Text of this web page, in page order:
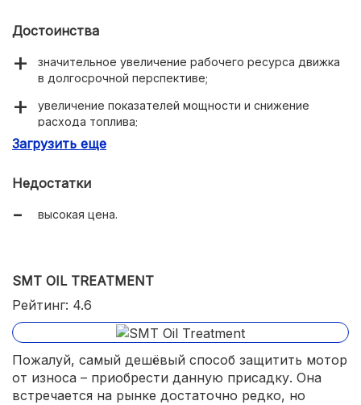
Достоинства
значительное увеличение рабочего ресурса движка
в долгосрочной перспективе;
увеличение показателей мощности и снижение
расхода топлива;
действие, усиленное добавлением керамических
Загрузить еще
Недостатки
высокая цена.
SMT OIL TREATMENT
Рейтинг: 4.6
Пожалуй, самый дешёвый способ защитить мотор
от износа – приобрести данную присадку. Она
встречается на рынке достаточно редко, но